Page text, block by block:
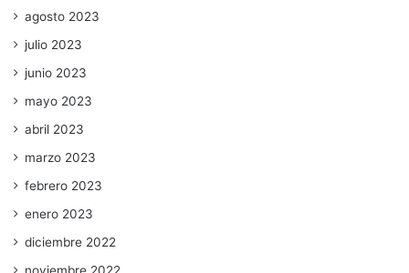
agosto 2023
julio 2023
junio 2023
mayo 2023
abril 2023
marzo 2023
febrero 2023
enero 2023
diciembre 2022